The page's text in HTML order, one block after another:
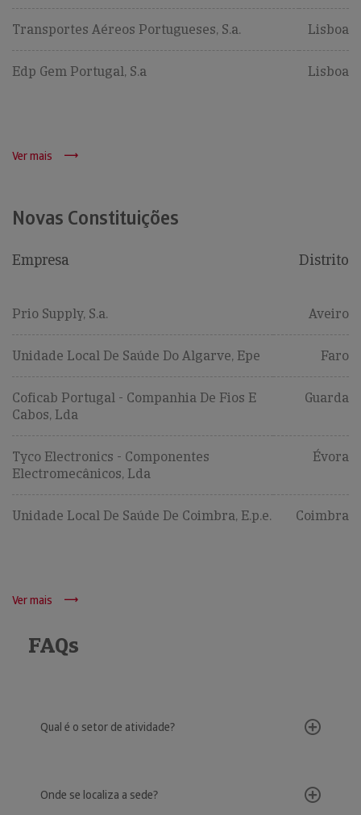
Transportes Aéreos Portugueses, S.a. Lisboa
Edp Gem Portugal, S.a Lisboa
Ver mais
Novas Constituições
Empresa Distrito
Prio Supply, S.a. Aveiro
Unidade Local De Saúde Do Algarve, Epe Faro
Coficab Portugal - Companhia De Fios E
Cabos, Lda
Guarda
Tyco Electronics - Componentes
Electromecânicos, Lda
Évora
Unidade Local De Saúde De Coimbra, E.p.e. Coimbra
Ver mais
FAQs
Qual é o setor de atividade?
Onde se localiza a sede?